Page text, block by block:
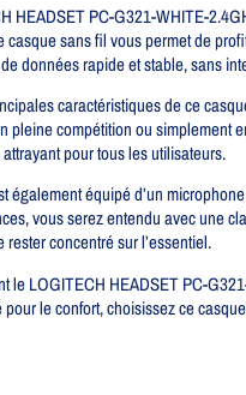
HEADSET PC-G321-WHITE-
casque sans fil vous permet de
données rapide et stable, sans
caractéristiques de ce
pleine compétition ou simplement
pour tous les utilisateurs.
également équipé d’un
vous serez entendu avec une
rester concentré sur l’essentiel.
le LOGITECH HEADSET PC-
le confort, choisissez ce